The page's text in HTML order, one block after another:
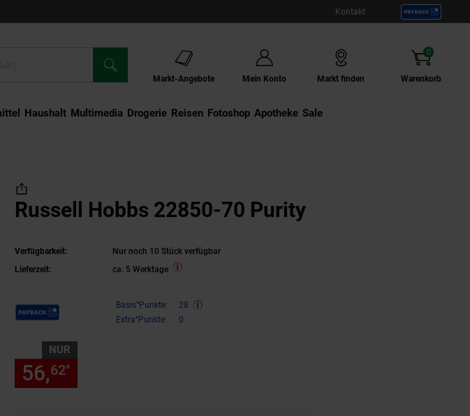
Kontakt
Markt-Angebote Mein Konto Markt finden Warenkorb
0
Artikel
Haushalt Multimedia Drogerie Externer Link:
Reisen Externer Link:
Fotoshop Externer Link:
Apotheke Sale
Russell Hobbs 22850-70 Purity
Verfügbarkeit:
Nur noch 10 Stück verfügbar
Lieferzeit:
ca. 5 Werktage
Payback Punkte Basis°Punkte:
28
Extra°Punkte:
0
NUR
56,62*